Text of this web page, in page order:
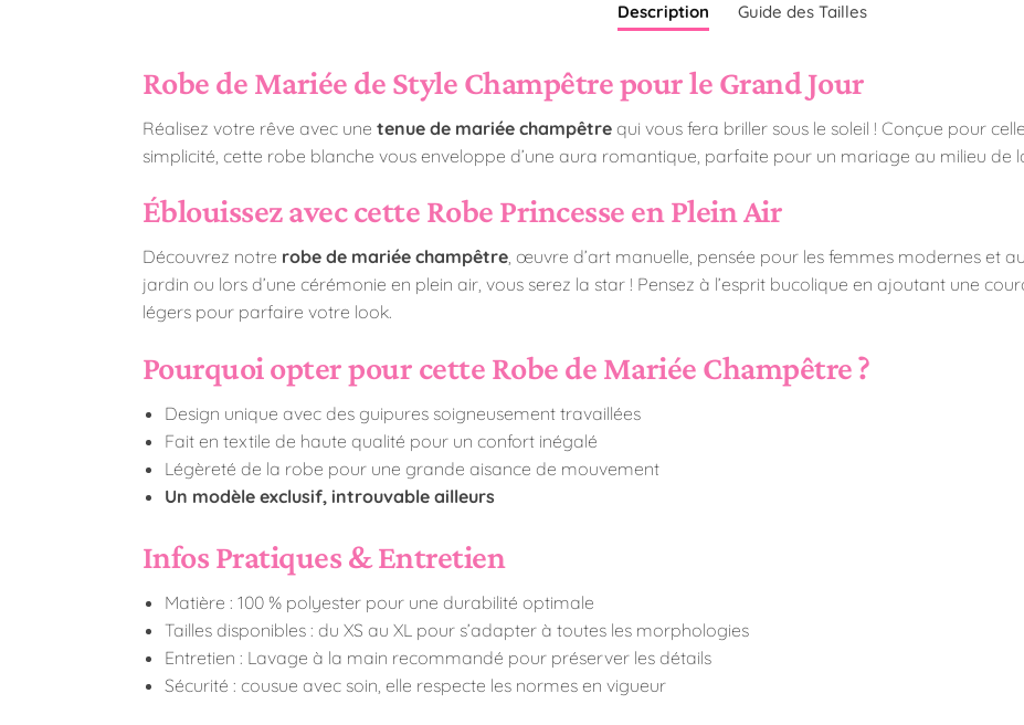
Description Guide des Tailles
Robe de Mariée de Style Champêtre pour le Grand Jour
Réalisez votre rêve avec une tenue de mariée champêtrequi vous fera briller sous le soleil ! Conçue pour
simplicité, cette robe blanche vous enveloppe d’une aura romantique, parfaite pour un mariage au milieu de
Éblouissez avec cette Robe Princesse en Plein Air
Découvrez notre robe de mariée champêtre, œuvre d’art manuelle, pensée pour les femmes modernes et
jardin ou lors d’une cérémonie en plein air, vous serez la star ! Pensez à l’esprit bucolique en ajoutant une
légers pour parfaire votre look.
Pourquoi opter pour cette Robe de Mariée Champêtre ?
Design unique avec des guipures soigneusement travaillées
Fait en textile de haute qualité pour un confort inégalé
Légèreté de la robe pour une grande aisance de mouvement
Un modèle exclusif, introuvable ailleurs
Infos Pratiques & Entretien
Matière : 100 % polyester pour une durabilité optimale
Tailles disponibles : du XS au XL pour s’adapter à toutes les morphologies
Entretien : Lavage à la main recommandé pour préserver les détails
Sécurité : cousue avec soin, elle respecte les normes en vigueur